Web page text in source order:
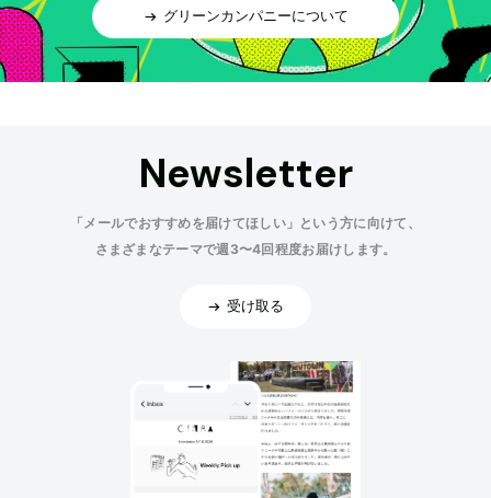
グリーンカンパニーについて
Newsletter
「メールでおすすめを届けてほしい」という方に向けて、
さまざまなテーマで週3〜4回程度お届けします。
受け取る